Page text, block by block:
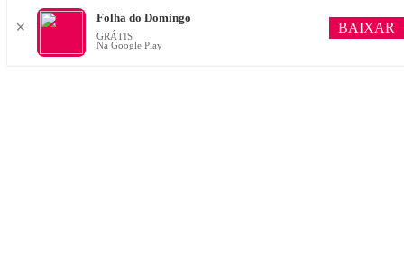
✕
Folha do Domingo
GRÁTIS
Na Google Play
BAIXAR